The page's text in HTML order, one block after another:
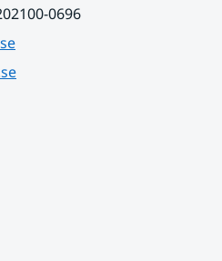
0696